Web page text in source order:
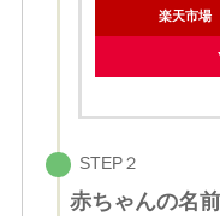
楽天市場
STEP２
赤ちゃんの名